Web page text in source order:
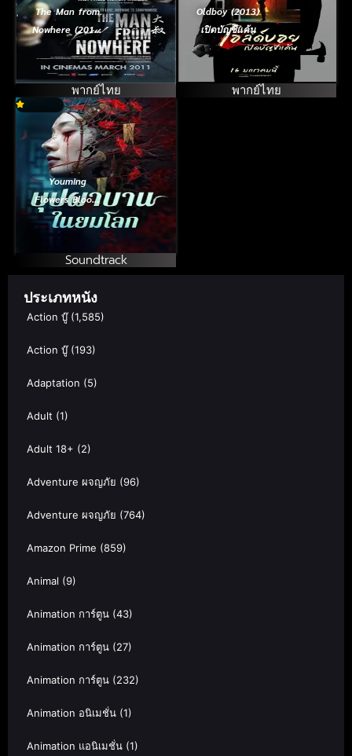
The Man from
Nowhere (2010)
นักฆ่าฉายาเงียบ
พากย์ไทย
Oldboy (2013)
เปิดบัญชีแค้น
พากย์ไทย
Youming
Flowers Bloom
(2025) บุปผาบาน
ในยมโลก
Soundtrack
ประเภทหนัง
Action บู๊(1,585)
Action บู๊(193)
Adaptation (5)
Adult (1)
Adult 18+ (2)
Adventure ผจญภัย (96)
Adventure ผจญภัย (764)
Amazon Prime (859)
Animal (9)
Animation การ์ตูน (43)
Animation การ์ตูน (27)
Animation การ์ตูน (232)
Animation อนิเมชั่น (1)
Animation แอนิเมชั่น (1)